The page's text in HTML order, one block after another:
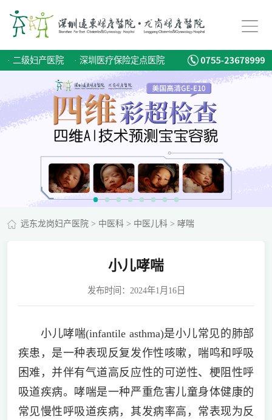
· 二级妇产医院 · 深圳医疗保险定点医院
远东龙岗妇产医院> 中医科> 中医儿科> 哮喘
小儿哮喘
发布时间：2024年1月16日
小儿哮喘(infantile asthma)是小儿常见的肺部
疾患，是一种表现反复发作性咳嗽，喘鸣和呼吸
困难，并伴有气道高反应性的可逆性、梗阻性呼
吸道疾病。哮喘是一种严重危害儿童身体健康的
常见慢性呼吸道疾病，其发病率高，常表现为反